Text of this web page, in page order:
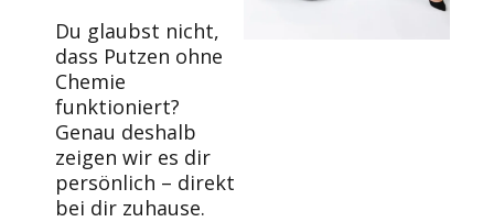
Du glaubst nicht,
dass Putzen ohne
Chemie
funktioniert?
Genau deshalb
zeigen wir es dir
persönlich – direkt
bei dir zuhause.